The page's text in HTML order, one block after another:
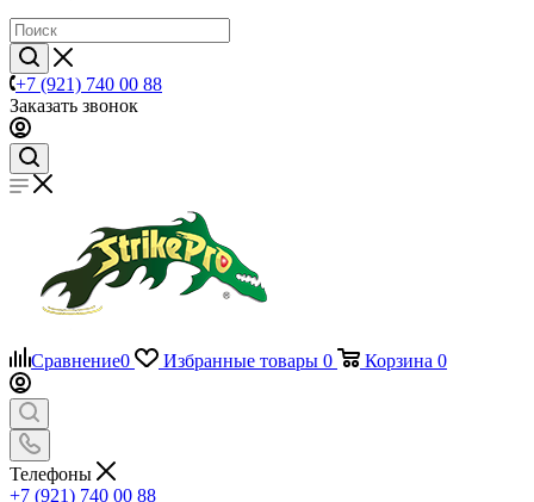
+7 (921) 740 00 88
Заказать звонок
Сравнение0 Избранные товары 0 Корзина 0
Телефоны
+7 (921) 740 00 88